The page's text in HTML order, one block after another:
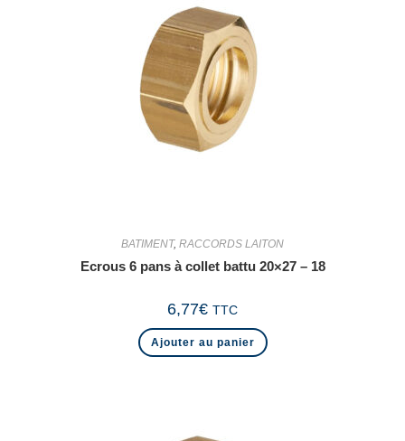
BATIMENT, RACCORDS LAITON
Ecrous 6 pans à collet battu 20×27 – 18
6,77€ TTC
Ajouter au panier